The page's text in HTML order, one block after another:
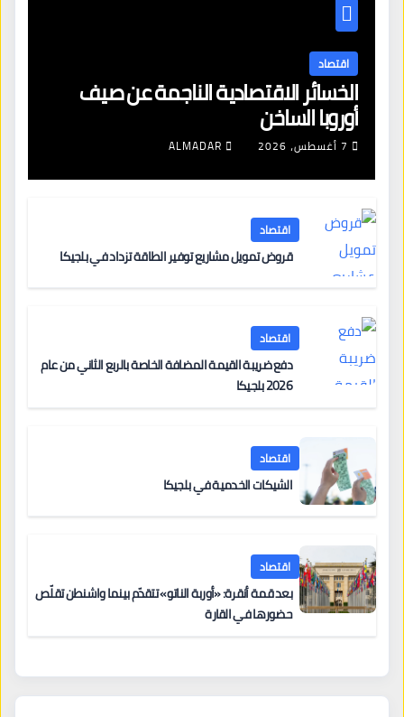
اقتصاد
الخسائر الاقتصادية الناجمة عن صيف
أوروبا الساخن
7 أغسطس، 2026 ALMADAR
اقتصاد
قروض تمويل مشاريع توفير الطاقة تزداد في بلجيكا
اقتصاد
دفع ضريبة القيمة المضافة الخاصة بالربع الثاني من عام
2026 بلجيكا
اقتصاد
الشيكات الخدمية في بلجيكا
اقتصاد
بعد قمة أنقرة: «أوربة الناتو» تتقدّم بينما واشنطن تقلّص
حضورها في القارة